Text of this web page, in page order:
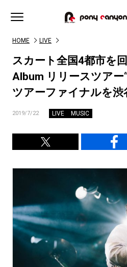
HOME LIVE
スカート全国4都市を
Album リリースツアー
ツアーファイナルを
2019/7/22 LIVE MUSIC